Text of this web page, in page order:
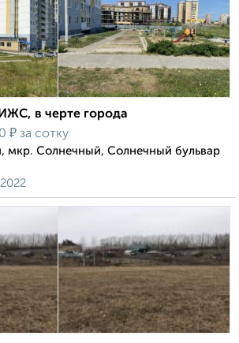
в черте города
₽ за сотку
мкр. Солнечный, Солнечный бульвар